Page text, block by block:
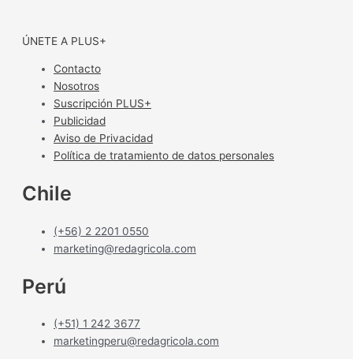
ÚNETE A PLUS+
Contacto
Nosotros
Suscripción PLUS+
Publicidad
Aviso de Privacidad
Política de tratamiento de datos personales
Chile
(+56) 2 2201 0550
marketing@redagricola.com
Perú
(+51) 1 242 3677
marketingperu@redagricola.com